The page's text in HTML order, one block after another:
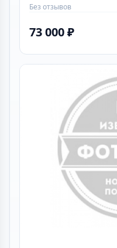
Без отзывов
73 000 ₽